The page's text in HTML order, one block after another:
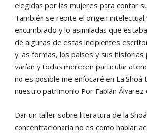
elegidas por las mujeres para contar
También se repite el origen intelectual
encumbrado y lo asimiladas que
de algunas de estas incipientes
y las formas, los países y sus historias
varían y todas merecen particular
no es posible me enfocaré en La Shoá
nuestro patrimonio Por Fabián Álvarez
Dar un taller sobre literatura de la
concentracionaria no es como hablar